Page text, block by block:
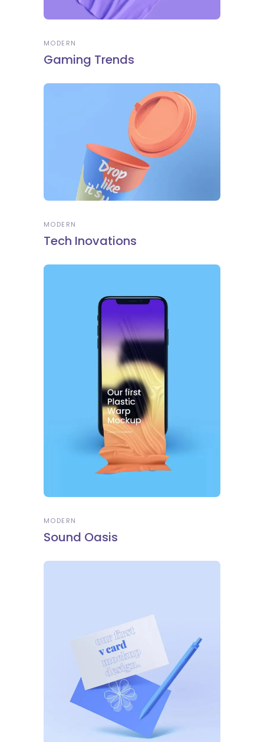
MODERN
Gaming Trends
MODERN
Tech Inovations
MODERN
Sound Oasis